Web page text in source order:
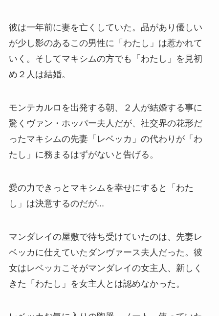
彼は一年前に妻を亡くしていた。品があり優しい
が少し影のあるこの男性に「わたし」は惹かれて
いく。そしてマキシムの方でも「わたし」を見初
め２人は結婚。
モンテカルロを出発する朝、２人が結婚する事に
驚くヴァン・ホッパー夫人だが、社交界の花形だ
ったマキシムの先妻「レベッカ」の代わりが「わ
たし」に務まるはずがないと告げる。
愛の力できっとマキシムを幸せにすると「わた
し」は決意するのだが...
マンダレイの屋敷で待ち受けていたのは、先妻レ
ベッカに仕えていたダンヴァース夫人だった。彼
女はレベッカこそがマンダレイの女主人、新しく
きた「わたし」を女主人とは認めなかった。